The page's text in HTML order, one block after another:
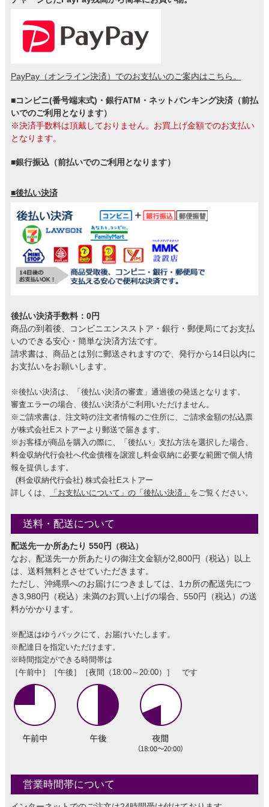
PayPay（オンライン決済）でのお支払いのご案内はこちら。
■コンビニ(番号端末式)・銀行ATM・ネットバンキング決済（前払
いでのご利用となります）
※決済手数料は頂戴しておりません。お買上げ金額でのお支払い
となります。
■銀行振込（前払いでのご利用となります）
■後払い決済
後払い決済手数料：0円
商品の到着後、コンビニエンスストア・銀行・郵便局にてお支払
いのできる安心・簡単な決済方法です。
請求書は、商品とは別に郵送されますので、発行から14日以内に
お支払いをお願いします。
※後払い決済は、「後払い決済の審査」通過後の発送となります。
審査エラーの場合、後払い決済がご利用いただけません。
※ご請求書は、注文時の注文者情報のご住所に、ご請求金額の払込票
が株式会社Eストアーより郵送で届きます。
※お客様が商品を購入の際に、「後払い」支払方法を選択した場合、
料金収納代行会社へ代金債権を譲渡し料金収納に必要な範囲で個人情
報を提供します。
(料金収納代行会社) 株式会社Eストアー
詳しくは、
「お支払いについて」の「後払い決済」 をご覧ください。
送料・配送について
配送先一か所あたり 550円 （税込）
なお、配送先一か所あたりの御注文金額が2,800円（税込）以上
は、送料無料とさせていただきます。
ただし、沖縄県へのお届けにつきましては、1カ所の配送先につ
き3,980円（税込）未満のお買い上げの場合、550円（税込）の送
料がかかります。
※配送はゆうパックにて、お届けいたします。
※配達日を指定いただけます。
※時間指定ができる時間帯は
［午前中］［午後］［夜間（18:00～20:00）］ です
営業時間帯について